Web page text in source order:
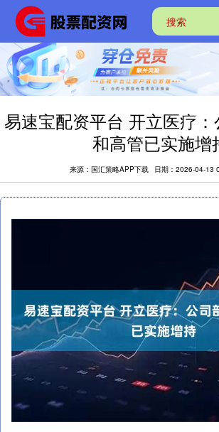
易速宝配资平台 开立医疗
和高管已实施增
来源：国汇策略APP下载 日期：2026-04-13